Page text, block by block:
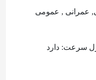
عمرانی , عمومی
سرعت: دارد